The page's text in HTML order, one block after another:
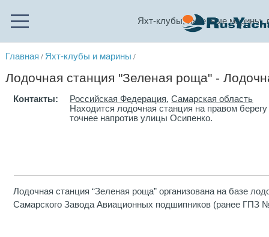
Яхт-клубы, яхтенные марины,
Главная / Яхт-клубы и марины /
Лодочная станция "Зеленая роща" -
Контакты: Российская Федерация,Самарская область
Находится лодочная станция на правом
точнее напротив улицы Осипенко.
Лодочная станция “Зеленая роща” организована на базе
Самарского Завода Авиационных подшипников (ранее ГПЗ